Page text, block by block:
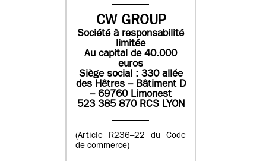
CW GROUP
Société à responsabilité
limitée
Au capital de 40.000
euros
Siège social : 330 allée
des Hêtres – Bâtiment D
– 69760 Limonest
523 385 870 RCS LYON
(Article R236–22 du Code
de commerce)